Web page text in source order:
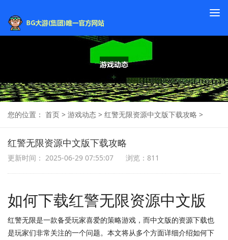
您的位置： 首页 > 游戏动态 > 红警无限资源中文版下载攻略 >
红警无限资源中文版下载攻略
更新时间： 2025-06-29 07:55:07 浏览：811
如何下载红警无限资源中文版
红警无限是一款备受玩家喜爱的策略游戏，而中文版的资源下载也
是玩家们非常关注的一个问题。本文将从多个方面详细介绍如何下